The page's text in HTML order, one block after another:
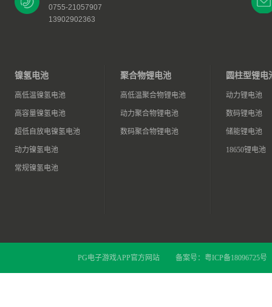
0755-21057907
13902902363
镍氢电池
高低温镍氢电池
高容量镍氢电池
超低自放电镍氢电池
动力镍氢电池
常规镍氢电池
聚合物锂电池
高低温聚合物锂电池
动力聚合物锂电池
数码聚合物锂电池
圆柱型锂电
动力锂电池
数码锂电池
储能锂电池
18650锂电池
PG电子游戏APP官方网站 备案号： 粤ICP备18096725号